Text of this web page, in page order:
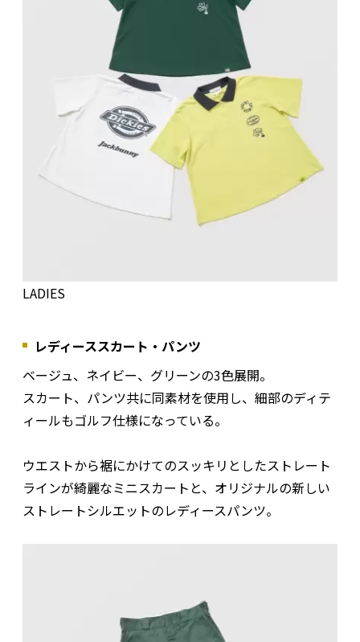
LADIES
レディーススカート・パンツ
ベージュ、ネイビー、グリーンの3色展開。
スカート、パンツ共に同素材を使用し、細部のディテ
ィールもゴルフ仕様になっている。
ウエストから裾にかけてのスッキリとしたストレート
ラインが綺麗なミニスカートと、オリジナルの新しい
ストレートシルエットのレディースパンツ。